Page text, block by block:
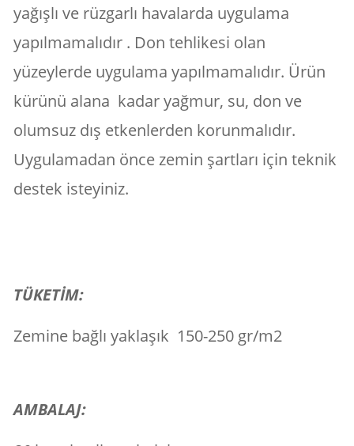
yağışlı ve rüzgarlı havalarda uygulama
yapılmamalıdır . Don tehlikesi olan
yüzeylerde uygulama yapılmamalıdır. Ürün
kürünü alana kadar yağmur, su, don ve
olumsuz dış etkenlerden korunmalıdır.
Uygulamadan önce zemin şartları için teknik
destek isteyiniz.
TÜKETİM:
Zemine bağlı yaklaşık 150-250 gr/m2
AMBALAJ: